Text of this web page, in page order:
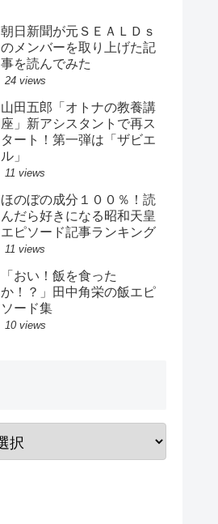
朝日新聞が元ＳＥＡＬＤｓ
のメンバーを取り上げた記
事を読んでみた
24 views
山田五郎「オトナの教養講
座」新アシスタントで再ス
タート！第一弾は「ザビエ
ル」
11 views
ほのぼの成分１００％！読
んだら好きになる昭和天皇
エピソード記事ランキング
11 views
「おい！飯を食った
か！？」田中角栄の飯エピ
ソード集
10 views